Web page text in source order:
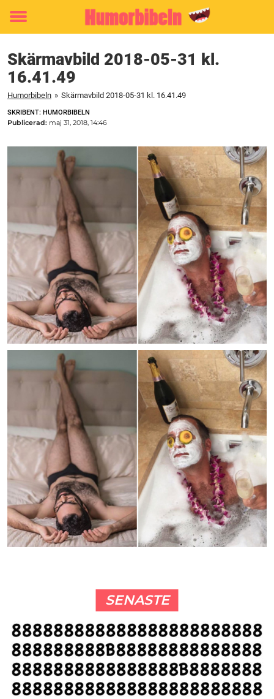
Toggle
Skärmavbild 2018-05-31 kl.
16.41.49
Humorbibeln » Skärmavbild 2018-05-31 kl. 16.41.49
SKRIBENT: HUMORBIBELN
Publicerad: maj 31, 2018, 14:46
SENASTE